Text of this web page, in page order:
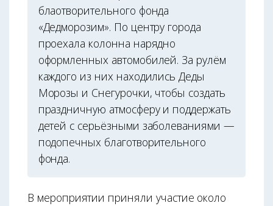
блаотворительного фонда
«Дедморозим». По центру города
проехала колонна нарядно
оформленных автомобилей. За рулём
каждого из них находились Деды
Морозы и Снегурочки, чтобы создать
праздничную атмосферу и поддержать
детей с серьёзными заболеваниями —
подопечных благотворительного
фонда.
В мероприятии приняли участие около